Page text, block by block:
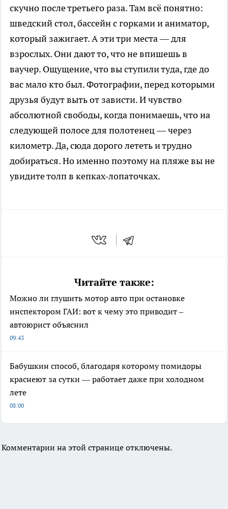
скучно после третьего раза. Там всё понятно:
шведский стол, бассейн с горками и аниматор,
который зажигает. А эти три места — для
взрослых. Они дают то, что не впишешь в
ваучер. Ощущение, что вы ступили туда, где до
вас мало кто был. Фотографии, перед которыми
друзья будут выть от зависти. И чувство
абсолютной свободы, когда понимаешь, что на
следующей полосе для полотенец — через
километр. Да, сюда дорого лететь и трудно
добираться. Но именно поэтому на пляже вы не
увидите толп в кепках-лопаточках.
Читайте также:
Можно ли глушить мотор авто при остановке
инспектором ГАИ: вот к чему это приводит –
автоюрист объяснил
09:43
Бабушкин способ, благодаря которому помидоры
краснеют за сутки — работает даже при холодном
лете
08:00
Комментарии на этой странице отключены.